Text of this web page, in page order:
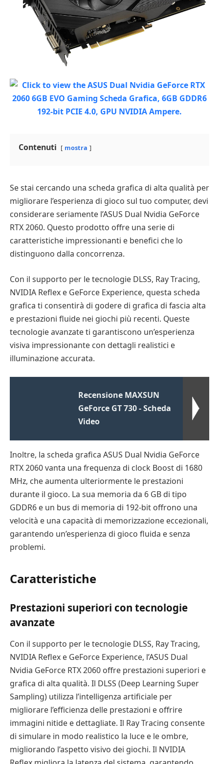
Contenuti mostra
Se stai cercando una scheda grafica di alta qualità per
migliorare l’esperienza di gioco sul tuo computer, devi
considerare seriamente l’ASUS Dual Nvidia GeForce
RTX 2060. Questo prodotto offre una serie di
caratteristiche impressionanti e benefici che lo
distinguono dalla concorrenza.
Con il supporto per le tecnologie DLSS, Ray Tracing,
NVIDIA Reflex e GeForce Experience, questa scheda
grafica ti consentirà di godere di grafica di fascia alta
e prestazioni fluide nei giochi più recenti. Queste
tecnologie avanzate ti garantiscono un’esperienza
visiva impressionante con dettagli realistici e
illuminazione accurata.
Recensione MAXSUN
GeForce GT 730 - Scheda
Video
Inoltre, la scheda grafica ASUS Dual Nvidia GeForce
RTX 2060 vanta una frequenza di clock Boost di 1680
MHz, che aumenta ulteriormente le prestazioni
durante il gioco. La sua memoria da 6 GB di tipo
GDDR6 e un bus di memoria di 192-bit offrono una
velocità e una capacità di memorizzazione eccezionali,
garantendo un’esperienza di gioco fluida e senza
problemi.
Caratteristiche
Prestazioni superiori con tecnologie
avanzate
Con il supporto per le tecnologie DLSS, Ray Tracing,
NVIDIA Reflex e GeForce Experience, l’ASUS Dual
Nvidia GeForce RTX 2060 offre prestazioni superiori e
grafica di alta qualità. Il DLSS (Deep Learning Super
Sampling) utilizza l’intelligenza artificiale per
migliorare l’efficienza delle prestazioni e offrire
immagini nitide e dettagliate. Il Ray Tracing consente
di simulare in modo realistico la luce e le ombre,
migliorando l’aspetto visivo dei giochi. Il NVIDIA